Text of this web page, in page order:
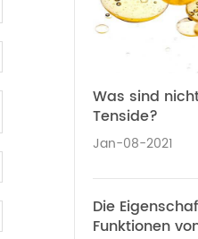
Was sind
Tenside?
Jan-08-2021
Die
Funktionen